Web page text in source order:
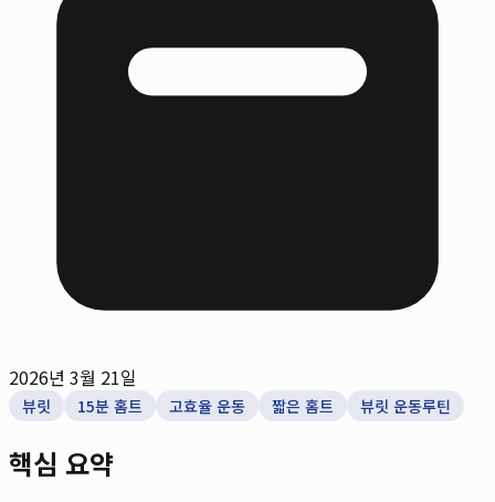
2026년 3월 21일
뷰릿 15분 홈트 고효율 운동 짧은 홈트 뷰릿 운동루틴
핵심 요약